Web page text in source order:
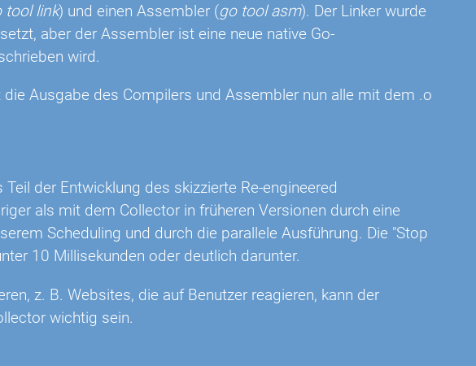
tool link) und einen Assembler (go tool asm). Der Linker wurde
aber der Assembler ist eine neue native Go-
wird.
Ausgabe des Compilers und Assembler nun alle mit dem .o
der Entwicklung des skizzierte Re-engineered
als mit dem Collector in früheren Versionen durch eine
Scheduling und durch die parallele Ausführung. Die "Stop
10 Millisekunden oder deutlich darunter.
z. B. Websites, die auf Benutzer reagieren, kann der
wichtig sein.